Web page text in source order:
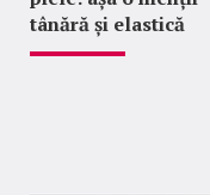
tânără și elastică